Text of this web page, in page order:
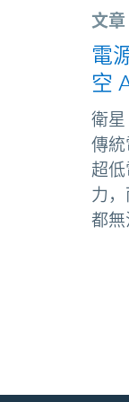
文章
電
空
衛星
傳統
超
力
都